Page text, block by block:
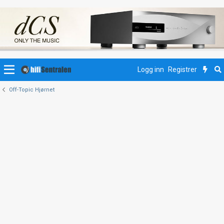
Logg inn Registrer
Off-Topic Hjørnet